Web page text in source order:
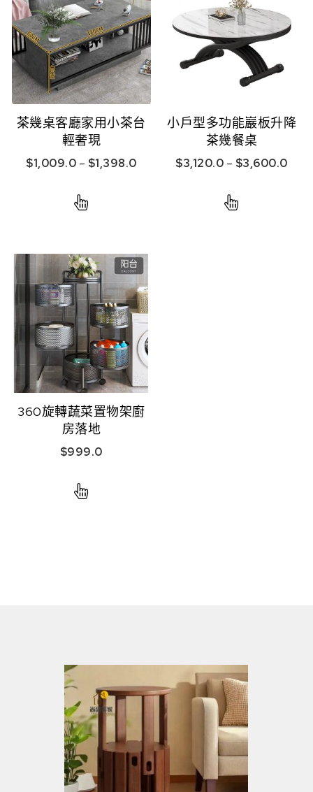
茶幾桌客廳家用小茶台
輕奢現
$1,009.0 – $1,398.0
小戶型多功能巖板升降
茶幾餐桌
$3,120.0 – $3,600.0
360旋轉蔬菜置物架廚
房落地
$999.0